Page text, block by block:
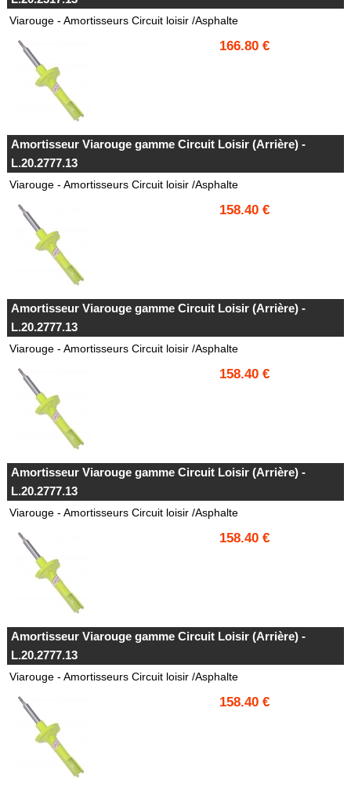
Viarouge - Amortisseurs Circuit loisir /Asphalte
166.80 €
Amortisseur Viarouge gamme Circuit Loisir (Arrière) -
L.20.2777.13
Viarouge - Amortisseurs Circuit loisir /Asphalte
158.40 €
Amortisseur Viarouge gamme Circuit Loisir (Arrière) -
L.20.2777.13
Viarouge - Amortisseurs Circuit loisir /Asphalte
158.40 €
Amortisseur Viarouge gamme Circuit Loisir (Arrière) -
L.20.2777.13
Viarouge - Amortisseurs Circuit loisir /Asphalte
158.40 €
Amortisseur Viarouge gamme Circuit Loisir (Arrière) -
L.20.2777.13
Viarouge - Amortisseurs Circuit loisir /Asphalte
158.40 €